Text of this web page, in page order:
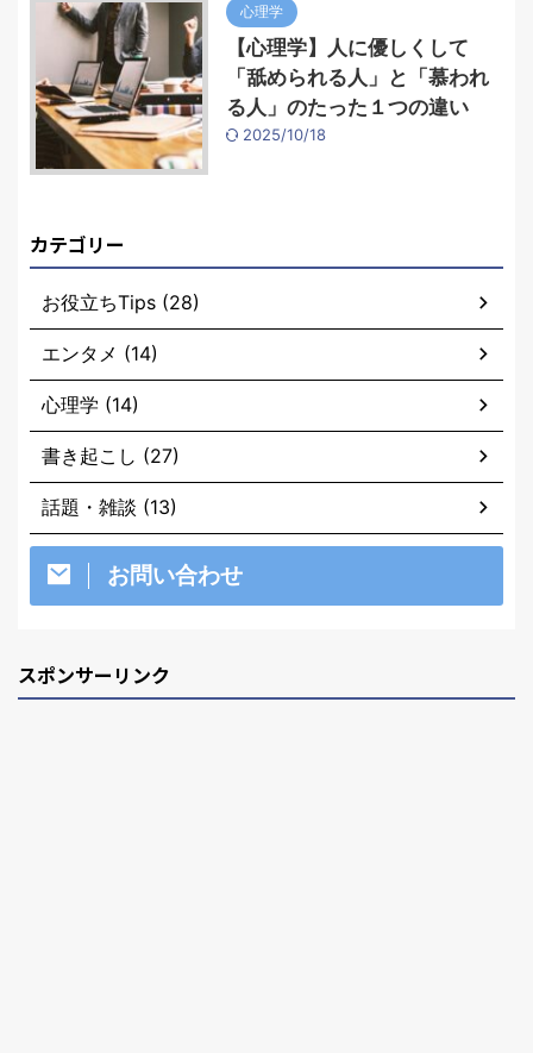
心理学
【心理学】人に優しくして
「舐められる人」と「慕われ
る人」のたった１つの違い
2025/10/18
カテゴリー
お役立ちTips (28)
エンタメ (14)
心理学 (14)
書き起こし (27)
話題・雑談 (13)
お問い合わせ
スポンサーリンク